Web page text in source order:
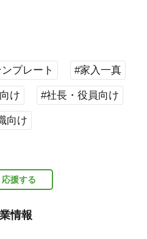
プレート #家入一真
け #社長・役員向け
向け
応援する
情報